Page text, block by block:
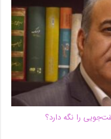
را نگه دارد؟